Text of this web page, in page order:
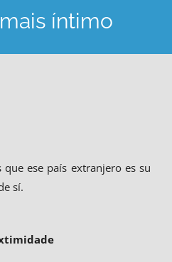
íntimo
ese país extranjero es su
sí.